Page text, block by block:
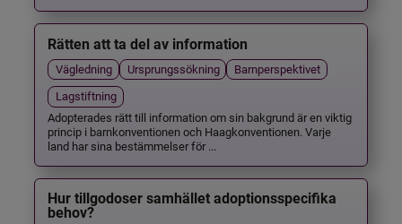
Rätten att ta del av information
Vägledning Ursprungssökning
Barnperspektivet
Lagstiftning
Adopterades rätt till information om sin bakgrund är en viktig
princip i barnkonventionen och Haagkonventionen. Varje
land har sina bestämmelser för ...
Hur tillgodoser samhället adoptionsspecifika
behov?